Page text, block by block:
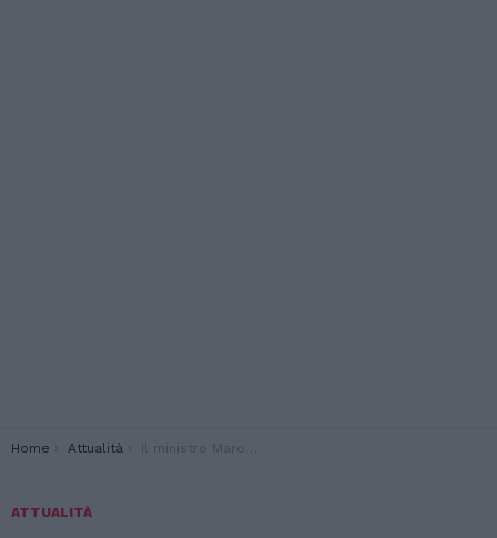
You are here:
Home Attualità Il ministro Maroni: “Escludo sanatorie”
ATTUALITÀ